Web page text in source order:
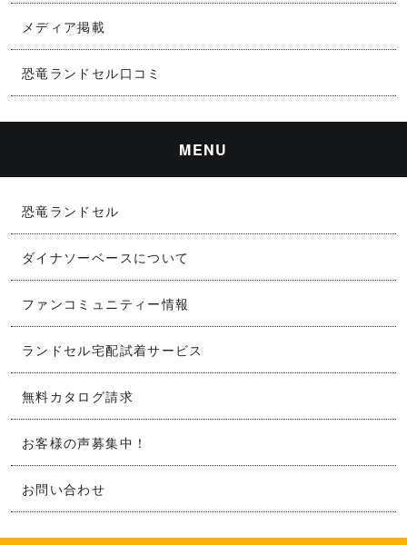
メディア掲載
恐竜ランドセル口コミ
MENU
恐竜ランドセル
ダイナソーベースについて
ファンコミュニティー情報
ランドセル宅配試着サービス
無料カタログ請求
お客様の声募集中！
お問い合わせ